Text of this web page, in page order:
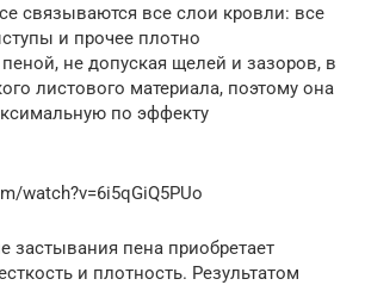
связываются все слои кровли: все
и прочее плотно
не допуская щелей и зазоров, в
листового материала, поэтому она
по эффекту
watch?v=6i5qGiQ5PUo
застывания пена приобретает
и плотность. Результатом